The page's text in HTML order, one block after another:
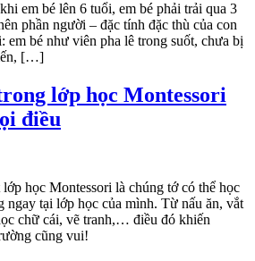
em bé lên 6 tuổi, em bé phải trải qua 3
phần người – đặc tính đặc thù của con
em bé như viên pha lê trong suốt, chưa bị
[…]
lớp học Montessori
điều
học Montessori là chúng tớ có thể học
ngay tại lớp học của mình. Từ nấu ăn, vắt
chữ cái, vẽ tranh,… điều đó khiến
cũng vui!